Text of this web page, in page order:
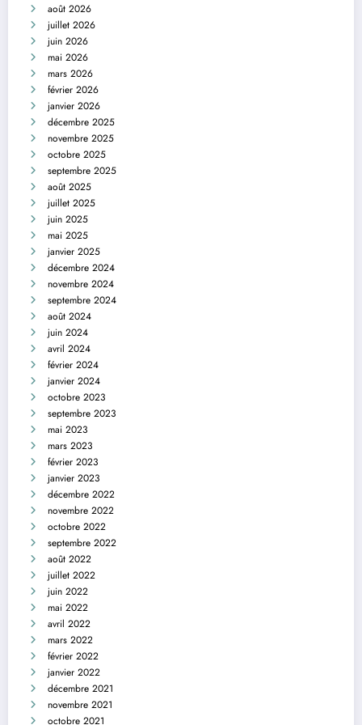
août 2026
juillet 2026
juin 2026
mai 2026
mars 2026
février 2026
janvier 2026
décembre 2025
novembre 2025
octobre 2025
septembre 2025
août 2025
juillet 2025
juin 2025
mai 2025
janvier 2025
décembre 2024
novembre 2024
septembre 2024
août 2024
juin 2024
avril 2024
février 2024
janvier 2024
octobre 2023
septembre 2023
mai 2023
mars 2023
février 2023
janvier 2023
décembre 2022
novembre 2022
octobre 2022
septembre 2022
août 2022
juillet 2022
juin 2022
mai 2022
avril 2022
mars 2022
février 2022
janvier 2022
décembre 2021
novembre 2021
octobre 2021